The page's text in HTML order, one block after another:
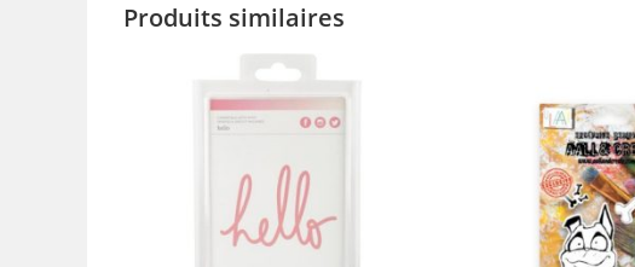
Produits similaires